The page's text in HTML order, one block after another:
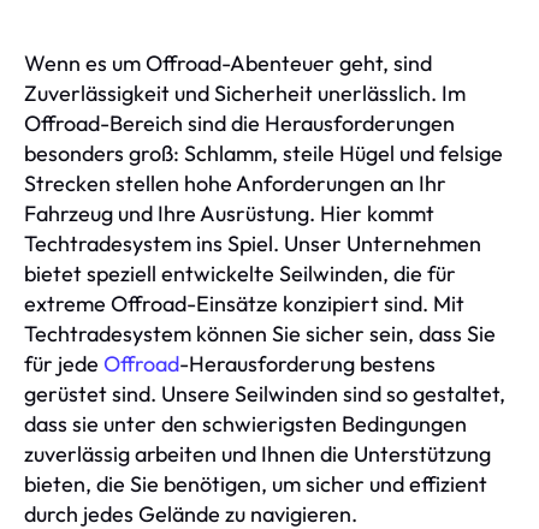
Wenn es um Offroad-Abenteuer geht, sind
Zuverlässigkeit und Sicherheit unerlässlich. Im
Offroad-Bereich sind die Herausforderungen
besonders groß: Schlamm, steile Hügel und felsige
Strecken stellen hohe Anforderungen an Ihr
Fahrzeug und Ihre Ausrüstung. Hier kommt
Techtradesystem ins Spiel. Unser Unternehmen
bietet speziell entwickelte Seilwinden, die für
extreme Offroad-Einsätze konzipiert sind. Mit
Techtradesystem können Sie sicher sein, dass Sie
für jede Offroad-Herausforderung bestens
gerüstet sind. Unsere Seilwinden sind so gestaltet,
dass sie unter den schwierigsten Bedingungen
zuverlässig arbeiten und Ihnen die Unterstützung
bieten, die Sie benötigen, um sicher und effizient
durch jedes Gelände zu navigieren.